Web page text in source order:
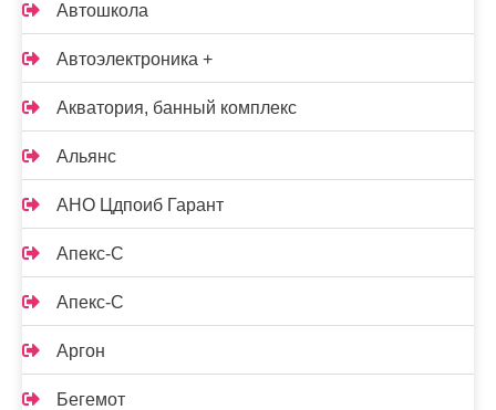
Автошкола
Автоэлектроника +
Акватория, банный комплекс
Альянс
АНО Цдпоиб Гарант
Апекс-С
Апекс-С
Аргон
Бегемот